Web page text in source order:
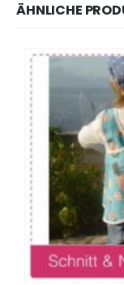
ÄHNLICHE